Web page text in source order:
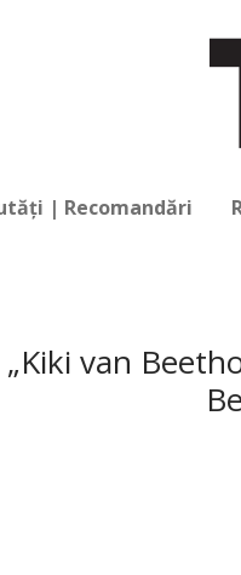
| Recomandări
„Kiki van